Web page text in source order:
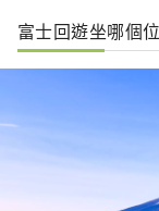
富士回遊坐哪個